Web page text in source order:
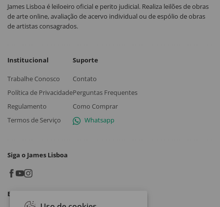
James Lisboa é leiloeiro oficial e perito judicial. Realiza leilões de obras
de arte online, avaliação de acervo individual ou de espólio de obras
de artistas consagrados.
Institucional
Trabalhe Conosco
Política de Privacidade
Regulamento
Termos de Serviço
Suporte
Contato
Perguntas Frequentes
Como Comprar
Whatsapp
Siga o James Lisboa
Baixe o App